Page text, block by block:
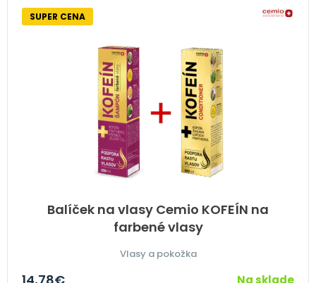
Balíček na vlasy Cemio KOFEÍN na
farbené vlasy
SUPER CENA
Vlasy a pokožka
Na sklade